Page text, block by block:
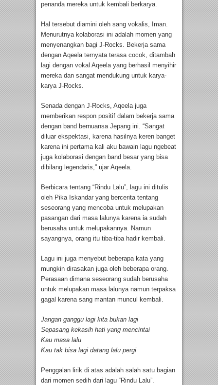
penanda mereka untuk kembali berkarya.
Hal tersebut diamini oleh sang vokalis, Iman.
Menurutnya kolaborasi ini adalah momen yang
menyenangkan bagi J-Rocks. Bekerja sama
dengan Aqeela ternyata terasa cocok, ditambah
lagi dengan vokal Aqeela yang berhasil menyihir
mereka dan sangat mendukung untuk karya-
karya J-Rocks.
Senada dengan J-Rocks, Aqeela juga
memberikan respon positif dalam bekerja sama
dengan band bernuansa Jepang ini. “Sangat
diluar ekspektasi, karena hasilnya keren banget
karena ini pertama kali aku bawain lagu ngebeat
juga kolaborasi dengan band besar yang bisa
dibilang legendaris,” ujar Aqeela.
Berbicara tentang “Rindu Lalu”, lagu ini ditulis
oleh Pika Iskandar yang bercerita tentang
seseorang yang mencoba untuk melupakan
pasangan dari masa lalunya karena ia sudah
berusaha untuk melupakannya. Namun
sayangnya, orang itu tiba-tiba hadir kembali.
Lagu ini juga menyebut beberapa kata yang
mungkin dirasakan juga oleh beberapa orang.
Perasaan dimana seseorang sudah berusaha
untuk melupakan masa lalunya namun terpaksa
gagal karena sang mantan muncul kembali.
Jangan ganggu lagi kita bukan lagi
Sepasang kekasih hati yang mencintai
Kau masa lalu
Kau tak bisa lagi datang lalu pergi
Penggalan lirik di atas adalah salah satu bagian
dari momen sedih dari lagu “Rindu Lalu”.